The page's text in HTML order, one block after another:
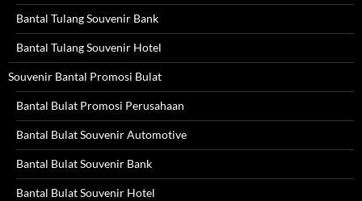
Bantal Tulang Souvenir Bank
Bantal Tulang Souvenir Hotel
Souvenir Bantal Promosi Bulat
Bantal Bulat Promosi Perusahaan
Bantal Bulat Souvenir Automotive
Bantal Bulat Souvenir Bank
Bantal Bulat Souvenir Hotel